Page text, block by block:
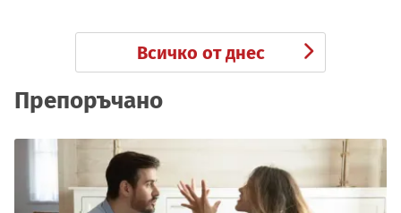
Всичко от днес
Препоръчано